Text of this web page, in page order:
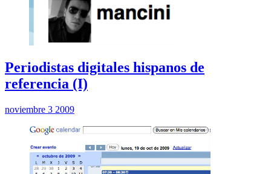
Periodistas digitales hispanos de
referencia (I)
noviembre 3 2009